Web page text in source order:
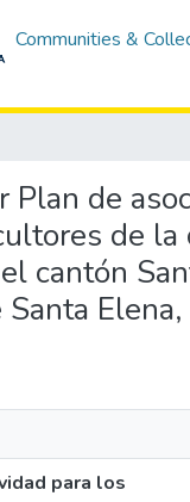
Communities &
Plan de
de la
cantón
Santa
para los